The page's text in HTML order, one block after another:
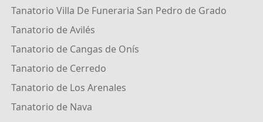
Tanatorio Villa De Funeraria San Pedro de Grado
Tanatorio de Avilés
Tanatorio de Cangas de Onís
Tanatorio de Cerredo
Tanatorio de Los Arenales
Tanatorio de Nava